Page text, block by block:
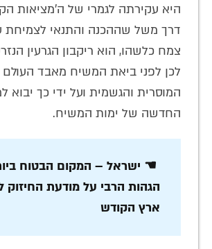
היא עקירתה לגמרי של ה'מציאות
דרך משל שההכנה והתנאי לצמיחת
צמח כלשהו, הוא ריקבון הגרעין
לכן לפני ביאת המשיח מאבד
המוסרית והגשמית ועל ידי כך יבוא
החדשה של ימות המשיח.
☚ ישראל – המקום הבטוח
הגהות הרבי על מודעת החיזוק
ארץ הקודש